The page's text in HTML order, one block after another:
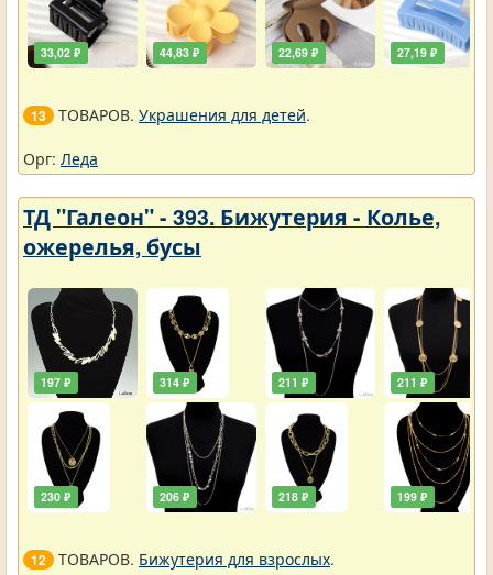
33,02 ₽ 44,83 ₽ 22,69 ₽ 27,19 ₽
13 ТОВАРОВ. Украшения для детей.
Орг: Леда
ТД "Галеон" - 393. Бижутерия - Колье,
ожерелья, бусы
197 ₽
230 ₽
314 ₽
206 ₽
211 ₽
218 ₽
211 ₽
199 ₽
12 ТОВАРОВ. Бижутерия для взрослых.